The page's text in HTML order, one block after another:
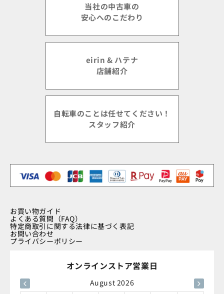
当社の中古車の
安心へのこだわり
eirin & ハテナ
店舗紹介
自転車のことは任せてください！
スタッフ紹介
お買い物ガイド
よくある質問（FAQ）
特定商取引に関する法律に基づく表記
お問い合わせ
プライバシーポリシー
オンラインストア営業日
August 2026